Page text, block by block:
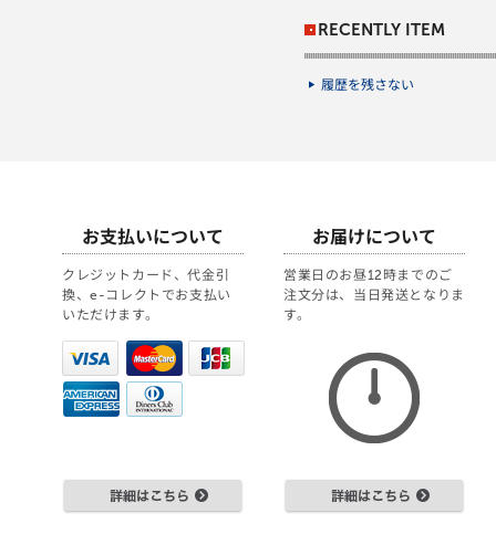
RECENTLY ITEM
履歴を残さない
お支払いについて
クレジットカード、代金引
換、e-コレクトでお支払い
いただけます。
お届けについて
営業日のお昼12時までのご
注文分は、当日発送となりま
す。